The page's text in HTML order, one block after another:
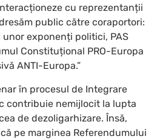
cu reprezentanții
public către coraportori:
exponenți politici, PAS
Constituțional PRO-Europa
ANTI-Europa.”
în procesul de Integrare
contribuie nemijlocit la lupta
de dezoligarhizare. Însă,
pe marginea Referendumului